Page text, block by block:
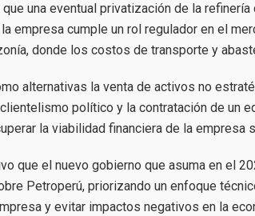
una eventual privatización de la
empresa cumple un rol regulador en el
donde los costos de transporte y
alternativas la venta de activos no
político y la contratación de un
la viabilidad financiera de la empresa
que el nuevo gobierno que asuma en el
Petroperú, priorizando un enfoque
y evitar impactos negativos en la